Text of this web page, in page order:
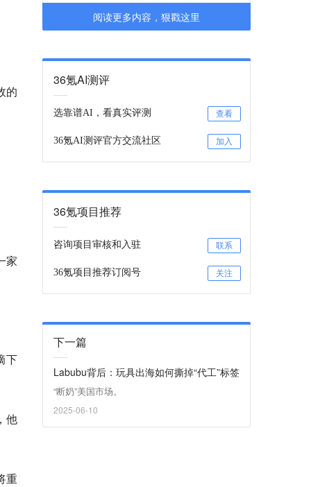
的
家
下
他
重
阅读更多内容，狠戳这里
36氪AI测评
选靠谱AI，看真实评测 查看
36氪AI测评官方交流社区 加入
36氪项目推荐
咨询项目审核和入驻 联系
36氪项目推荐订阅号 关注
下一篇
Labubu背后：玩具出海如何撕掉“代工”标签
“断奶”美国市场。
2025-06-10